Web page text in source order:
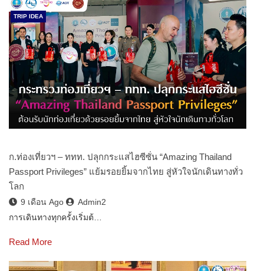
TRIP IDEA
ก.ท่องเที่ยวฯ – ททท. ปลุกกระแสไฮซีซั่น “Amazing Thailand
Passport Privileges” แย้มรอยยิ้มจากไทย สู่หัวใจนักเดินทางทั่ว
โลก
9 เดือน Ago
Admin2
การเดินทางทุกครั้งเริ่มต้…
Read More